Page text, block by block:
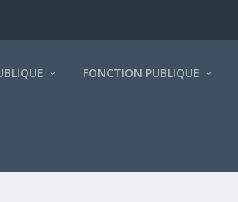
FONCTION PUBLIQUE